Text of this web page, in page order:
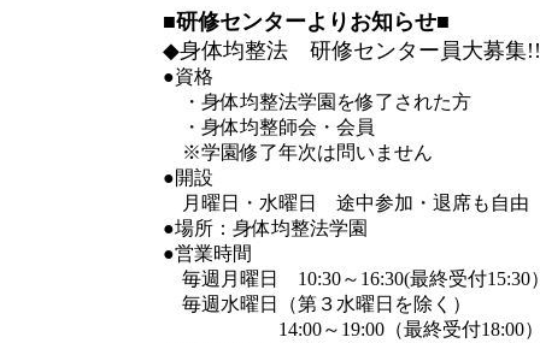
■研修センターよりお知らせ■
◆身体均整法 研修センター員大募
●資格
・身体均整法学園を修了された方
・身体均整師会・会員
※学園修了年次は問いません
●開設
月曜日・水曜日 途中参加・退席も自由
●場所：身体均整法学園
●営業時間
毎週月曜日 10:30～16:30(最終受付15:30
毎週水曜日（第３水曜日を除く）
14:00～19:00（最終受付18:00